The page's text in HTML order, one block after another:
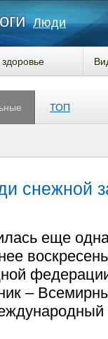
Люди
ТОП
снежной
еще
–